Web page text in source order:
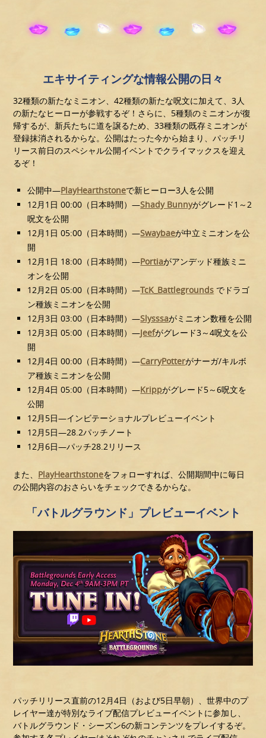
エキサイティングな情報公開の日々
32種類の新たなミニオン、42種類の新たな呪文に加えて、3人
の新たなヒーローが参戦するぞ！さらに、5種類のミニオンが復
帰するが、新兵たちに道を譲るため、33種類の既存ミニオンが
登録抹消されるからな。公開はたった今から始まり、パッチリ
リース前日のスペシャル公開イベントでクライマックスを迎え
るぞ！
公開中—PlayHearthstoneで新ヒーロー3人を公開
12月1日 00:00（日本時間）—Shady Bunnyがグレード1～2
呪文を公開
12月1日 05:00（日本時間）—Swaybaeが中立ミニオンを公
開
12月1日 18:00（日本時間）—Portiaがアンデッド種族ミニ
オンを公開
12月2日 05:00（日本時間）—TcK_Battlegrounds でドラゴ
ン種族ミニオンを公開
12月3日 03:00（日本時間）—Slysssaがミニオン数種を公開
12月3日 05:00（日本時間）—Jeefがグレード3～4呪文を公
開
12月4日 00:00（日本時間）—CarryPotterがナーガ/キルボ
ア種族ミニオンを公開
12月4日 05:00（日本時間）—Krippがグレード5～6呪文を
公開
12月5日—インビテーショナルプレビューイベント
12月5日—28.2パッチノート
12月6日—パッチ28.2リリース
また、 PlayHearthstoneをフォローすれば、公開期間中に毎日
の公開内容のおさらいをチェックできるからな。
「バトルグラウンド」プレビューイベント
パッチリリース直前の12月4日（および5日早朝）、世界中のプ
レイヤー達が特別なライブ配信プレビューイベントに参加し、
バトルグラウンド・シーズン6の新コンテンツをプレイするぞ。